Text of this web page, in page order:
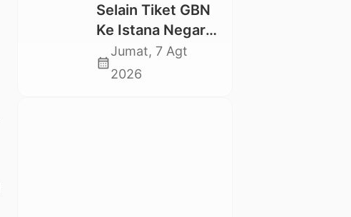
Selain Tiket GBN
Ke Istana Negara,
Mahasiswa UKI
Toraja Oktavia
calendar_month
Jumat, 7 Agt
2026